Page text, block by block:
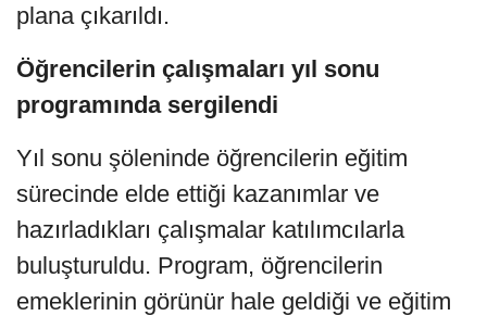
plana çıkarıldı.
Öğrencilerin çalışmaları yıl sonu
programında sergilendi
Yıl sonu şöleninde öğrencilerin eğitim
sürecinde elde ettiği kazanımlar ve
hazırladıkları çalışmalar katılımcılarla
buluşturuldu. Program, öğrencilerin
emeklerinin görünür hale geldiği ve eğitim